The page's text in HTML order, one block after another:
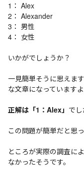
1： Alex
2： Alexander
3： 男性
4： 女性
いかがでしょうか？
一見簡単そうに思えま
な文章になっていますよ
正解は「1：Alex」 でし
この問題が簡単だと思
ところが実際の調査に
なかったそうです。